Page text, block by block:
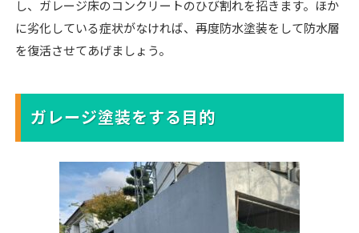
し、ガレージ床のコンクリートのひび割れを招きます。ほか
に劣化している症状がなければ、再度防水塗装をして防水層
を復活させてあげましょう。
ガレージ塗装をする目的